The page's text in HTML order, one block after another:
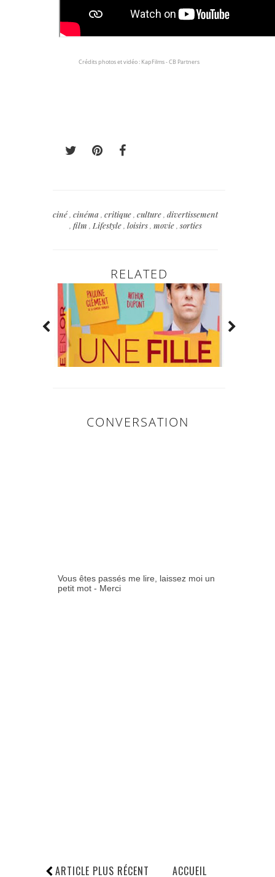
Crédits photos et vidéo : KapFilms - CB Partners
ciné, cinéma , critique, culture, divertissement
, film ,Lifestyle, loisirs, movie, sorties
RELATED
CONVERSATION
Vous êtes passés me lire, laissez moi un
petit mot - Merci
ARTICLE PLUS RÉCENT ACCUEIL